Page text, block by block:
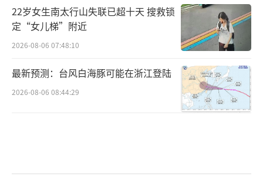
研。
在郴州市的调研中，湖南省住建厅厅长唐
道明发现，郴州金科郡、恒大林溪郡在一楼一
策、资金筹措、债务纠纷调解、工程建设、信
访维稳等方面存在不足,需要加力予以解决。（责
22岁女生南太行山失联已超十天 搜救锁
定“女儿梯”附近
2026-08-06 07:48:10
最新预测：台风白海豚可能在浙江登陆
2026-08-06 08:44:29